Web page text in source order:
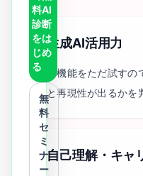
生成AI活用力
新機能をただ試す
と再現性が出るかを
自己理解・キャ
料AI
診断
をは
じめ
る
無
料
セ
ミ
ナ
ー